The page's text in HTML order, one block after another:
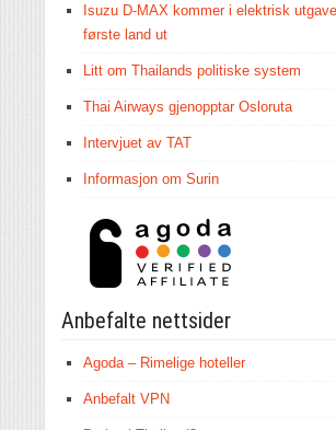
Isuzu D-MAX kommer i elektrisk
første land ut
Litt om Thailands politiske system
Thai Airways gjenopptar Osloruta
Intervjuet av TAT
Informasjon om Surin
Anbefalte nettsider
Agoda – Rimelige hoteller
Anbefalt VPN